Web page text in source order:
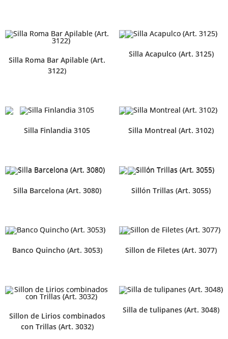
Silla Roma Bar Apilable (Art.
3122)
Silla Acapulco (Art. 3125)
Silla Finlandia 3105 Silla Montreal (Art. 3102)
Silla Barcelona (Art. 3080) Sillón Trillas (Art. 3055)
Banco Quincho (Art. 3053) Sillon de Filetes (Art. 3077)
Sillon de Lirios combinados
con Trillas (Art. 3032)
Silla de tulipanes (Art. 3048)